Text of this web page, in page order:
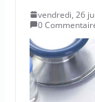
vendredi, 26
0